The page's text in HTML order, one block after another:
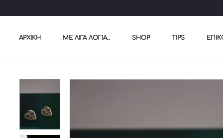
ΑΡΧΙΚΉ ΜΕ ΛΊΓΑ ΛΌΓΙΑ.. SHOP TIPS